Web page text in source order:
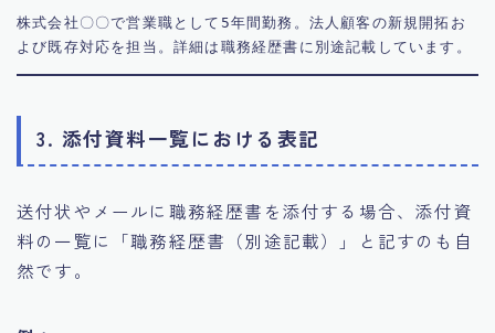
株式会社〇〇で営業職として5年間勤務。法人顧客の新規開拓お
3. 添付資料一覧における表記
送付状やメールに職務経歴書を添付する場合、添付資
料の一覧に「職務経歴書（別途記載）」と記すのも自
然です。